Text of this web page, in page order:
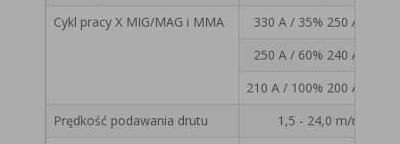
Cykl pracy X MIG/MAG i MMA
330 A / 35% 250 A / 55%
250 A / 60% 240 A / 60%
210 A / 100% 200 A /
Prędkość podawania drutu
1,5 - 24,0 m/min